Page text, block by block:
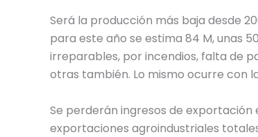
Será la producción más baja desde
para este año se estima 84 M, unas
irreparables, por incendios, falta de
otras también. Lo mismo ocurre con
Se perderán ingresos de exportación
exportaciones agroindustriales